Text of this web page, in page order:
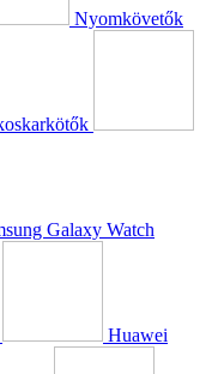
Nyomkövetők
Galaxy Watch
Huawei